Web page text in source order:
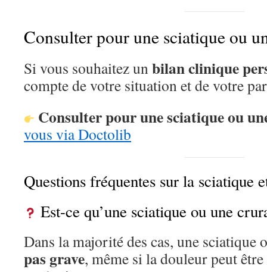
Consulter pour une sciatique ou
Si vous souhaitez unbilan clinique
compte de votre situation et de votre
Consulter pour une sciatique ou
vous via Doctolib
Questions fréquentes sur la sciatique
Est-ce qu’une sciatique ou une
Dans la majorité des cas, une sciatique
pas grave, même si la douleur peut